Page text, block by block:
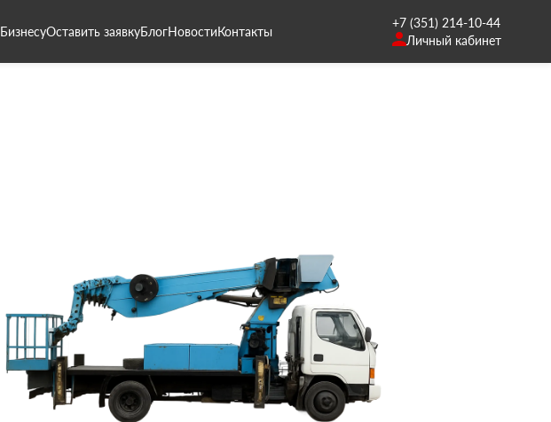
БизнесуОставить заявкуБлогНовостиКонтакты
+7 (351) 214-10-44
Личный кабинет